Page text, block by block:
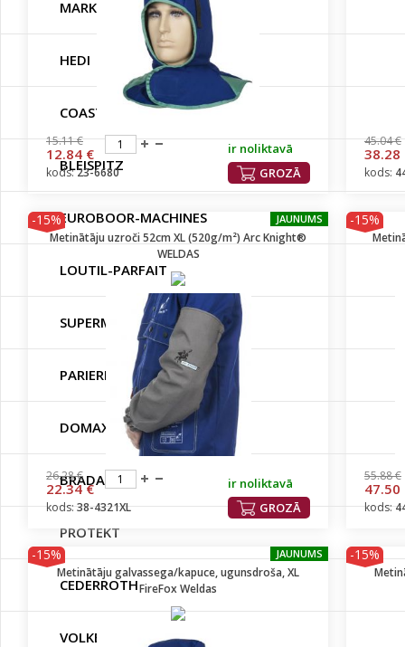
MARKAL
HEDI
COAST
BLEISPITZ
EUROBOOR-MACHINES
LOUTIL-PARFAIT
SUPERMAX
PARIERE
DOMAX
BRADAS
PROTEKT
CEDERROTH
VOLKEL
15.11 €
12.84 €
ir noliktavā
GROZĀ
kods:23-6680
45.04 €
38.28
kods:
-15% JAUNUMS
Metinātāju uzroči 52cm XL (520g/m²) Arc Knight®
WELDAS
26.28 €
22.34 €
ir noliktavā
GROZĀ
kods:38-4321XL
-15%
55.88 €
47.50
kods:
-15% JAUNUMS
Metinātāju galvassega/kapuce, ugunsdroša, XL
FireFox Weldas
-15%